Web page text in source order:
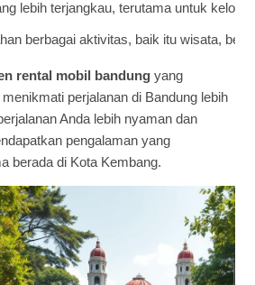
lebih terjangkau, terutama untuk
berbagai aktivitas, baik itu wisata,
rental mobil bandung yang
perjalanan di Bandung lebih
Anda lebih nyaman dan
pengalaman yang
berada di Kota Kembang.